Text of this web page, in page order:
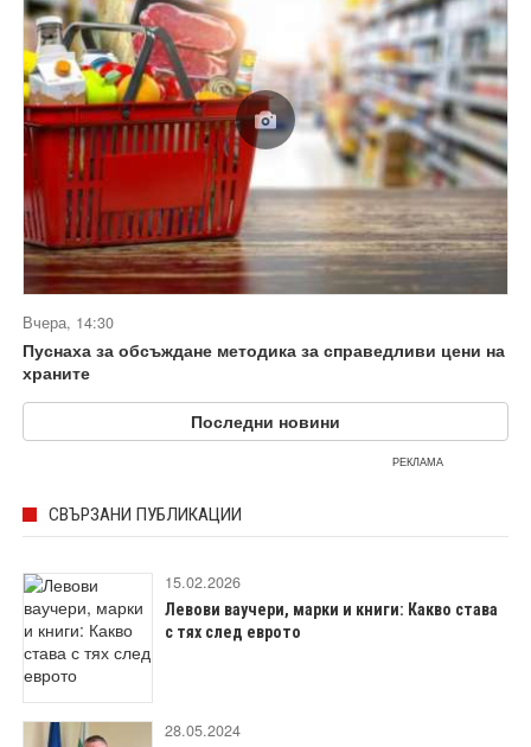
Вчера, 14:30
Пуснаха за обсъждане методика за справедливи цени на
храните
Последни новини
РЕКЛАМА
СВЪРЗАНИ ПУБЛИКАЦИИ
15.02.2026
Левови ваучери, марки и книги: Какво става
с тях след еврото
28.05.2024